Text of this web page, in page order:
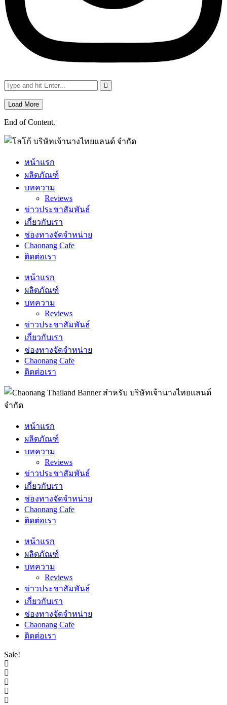
Load More
End of Content.
หน้าแรก
ผลิตภัณฑ์
บทความ
Reviews
ข่าวประชาสัมพันธ์
เกี่ยวกับเรา
ช่องทางจัดจำหน่าย
Chaonang Cafe
ติดต่อเรา
หน้าแรก
ผลิตภัณฑ์
บทความ
Reviews
ข่าวประชาสัมพันธ์
เกี่ยวกับเรา
ช่องทางจัดจำหน่าย
Chaonang Cafe
ติดต่อเรา
หน้าแรก
ผลิตภัณฑ์
บทความ
Reviews
ข่าวประชาสัมพันธ์
เกี่ยวกับเรา
ช่องทางจัดจำหน่าย
Chaonang Cafe
ติดต่อเรา
หน้าแรก
ผลิตภัณฑ์
บทความ
Reviews
ข่าวประชาสัมพันธ์
เกี่ยวกับเรา
ช่องทางจัดจำหน่าย
Chaonang Cafe
ติดต่อเรา
Sale!